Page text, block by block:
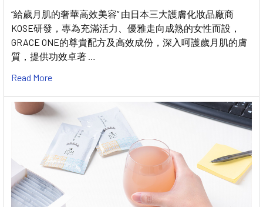
“給歲月肌的奢華高效美容” 由日本三大護膚化妝品廠商
KOSE研發，專為充滿活力、優雅走向成熟的女性而設，
GRACE ONE的尊貴配方及高效成份，深入呵護歲月肌的膚
質，提供功效卓著 …
Read More